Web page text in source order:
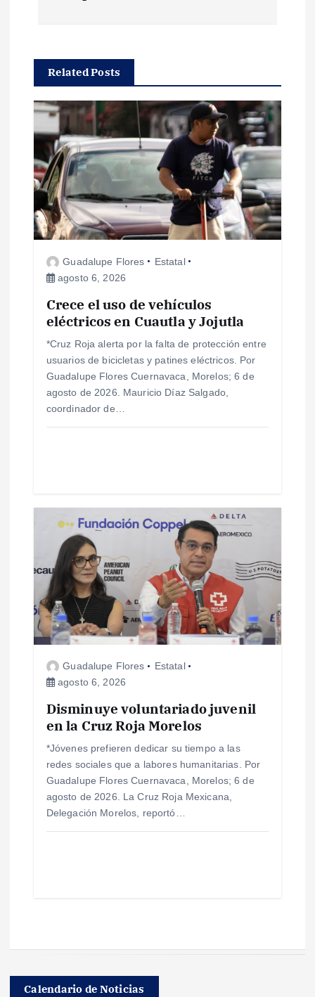
ó
n
d
e
s
Related Posts
Guadalupe Flores
Estatal
agosto 6, 2026
Crece el uso de vehículos
eléctricos en Cuautla y Jojutla
*Cruz Roja alerta por la falta de protección entre
usuarios de bicicletas y patines eléctricos. Por
Guadalupe Flores Cuernavaca, Morelos; 6 de
agosto de 2026. Mauricio Díaz Salgado,
coordinador de…
Guadalupe Flores
Estatal
agosto 6, 2026
Disminuye voluntariado juvenil
en la Cruz Roja Morelos
*Jóvenes prefieren dedicar su tiempo a las
redes sociales que a labores humanitarias. Por
Guadalupe Flores Cuernavaca, Morelos; 6 de
agosto de 2026. La Cruz Roja Mexicana,
Delegación Morelos, reportó…
Calendario de Noticias